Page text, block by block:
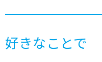
好きなことで